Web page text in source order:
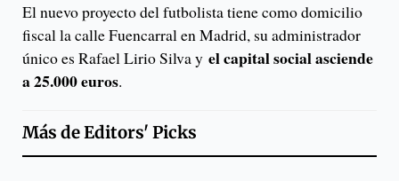
El nuevo proyecto del futbolista tiene como domicilio
fiscal la calle Fuencarral en Madrid, su administrador
único es Rafael Lirio Silva y el capital social asciende
a 25.000 euros.
Más deEditors' Picks